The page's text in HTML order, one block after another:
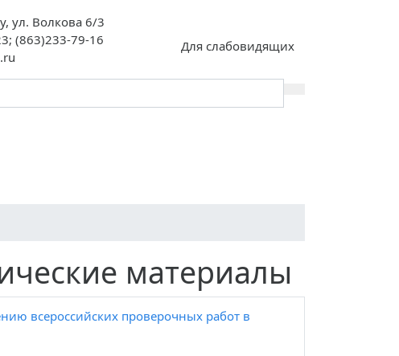
ул. Волкова 6/3
(863)233-79-16
Для слабовидящих
материалы
всероссийских проверочных работ в